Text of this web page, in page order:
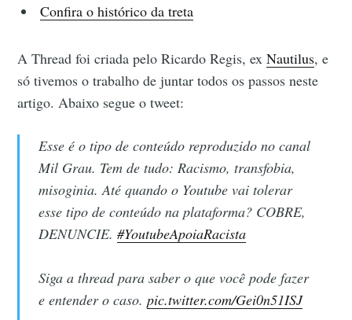
Confira o histórico da treta
A Thread foi criada pelo Ricardo Regis, exNautilus, e
só tivemos o trabalho de juntar todos os passos neste
artigo. Abaixo segue o tweet:
Esse é o tipo de conteúdo reproduzido no canal
Mil Grau. Tem de tudo: Racismo, transfobia,
misoginia. Até quando o Youtube vai tolerar
esse tipo de conteúdo na plataforma? COBRE,
DENUNCIE. #YoutubeApoiaRacista
Siga a thread para saber o que você pode fazer
e entender o caso. pic.twitter.com/Gei0n51ISJ